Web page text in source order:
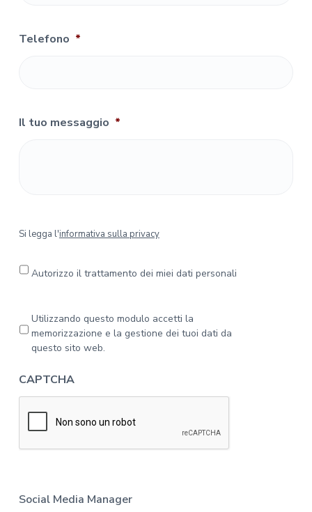
Telefono *
Il tuo messaggio *
S
e
l
f
o
t
a
Si legga l'informativa sulla privacy
Autorizzo il trattamento dei miei dati personali
r
c
y
*
Utilizzando questo modulo accetti la
memorizzazione e la gestione dei tuoi dati da
questo sito web.
CAPTCHA
Social Media Manager